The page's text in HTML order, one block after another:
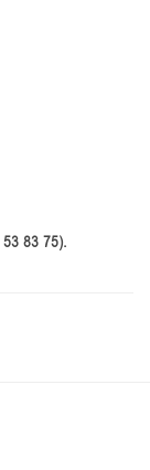
53 83 75).